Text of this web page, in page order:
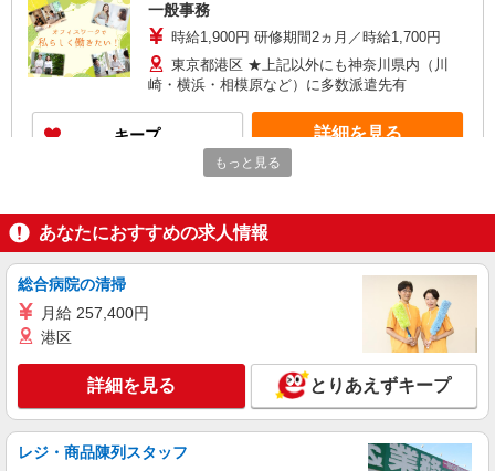
一般事務
時給1,900円 研修期間2ヵ月／時給1,700円
東京都港区 ★上記以外にも神奈川県内（川
崎・横浜・相模原など）に多数派遣先有
キープ 詳細を見る
一般事務
時給1,900円 研修期間2ヵ月／時給1,700円
東京都港区 ★上記以外にも神奈川県内（川
崎・横浜・相模原など）に多数派遣先有
詳細を見る
正社員
株式会社HITOWA フードサービスカンパニー
物流管理・企画【正社員】
もっと見る
あなたにおすすめの求人情報
総合病院の清掃
月給 257,400円
港区
詳細を見る とりあえずキープ
レジ・商品陳列スタッフ